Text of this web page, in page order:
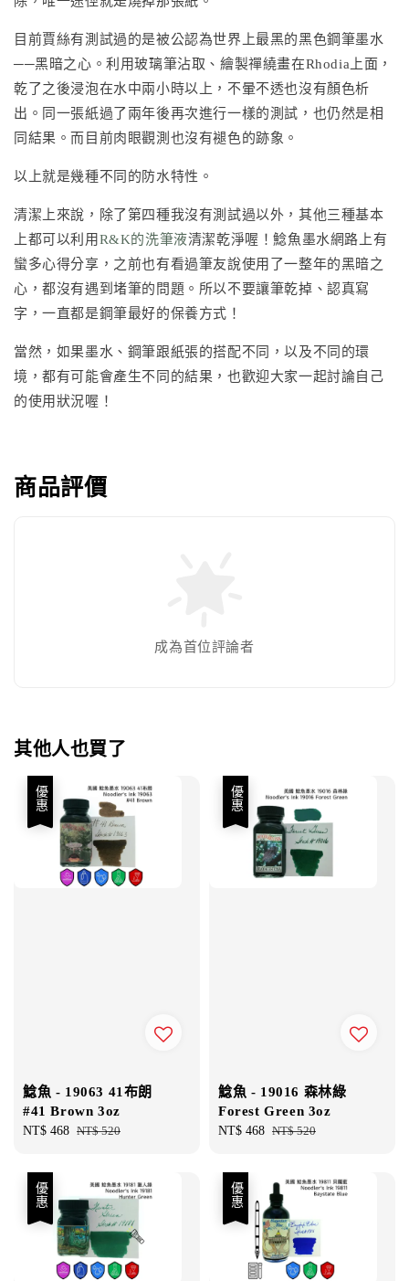
目前賈絲有測試過的是被公認為世界上最黑的黑色鋼筆墨水
──黑暗之心。利用玻璃筆沾取、繪製禪繞畫在Rhodia上面，
乾了之後浸泡在水中兩小時以上，不暈不透也沒有顏色析
出。同一張紙過了兩年後再次進行一樣的測試，也仍然是相
同結果。而目前肉眼觀測也沒有褪色的跡象。
以上就是幾種不同的防水特性。
清潔上來說，除了第四種我沒有測試過以外，其他三種基本
上都可以利用R&K的洗筆液清潔乾淨喔！鯰魚墨水網路上有
蠻多心得分享，之前也有看過筆友說使用了一整年的黑暗之
心，都沒有遇到堵筆的問題。所以不要讓筆乾掉、認真寫
字，一直都是鋼筆最好的保養方式！
當然，如果墨水、鋼筆跟紙張的搭配不同，以及不同的環
境，都有可能會產生不同的結果，也歡迎大家一起討論自己
的使用狀況喔！
商品評價
成為首位評論者
其他人也買了
優惠
鯰魚 - 19063 41布朗
#41 Brown 3oz
Sale
NT$ 468 Regular
NT$ 520
優惠
鯰魚 - 19016 森林綠
Forest Green 3oz
Sale
NT$ 468 Regular
NT$ 520
優惠 優惠